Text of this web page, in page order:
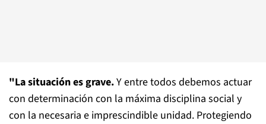
"La situación es grave.Y entre todos debemos actuar
con determinación con la máxima disciplina social y
con la necesaria e imprescindible unidad. Protegiendo